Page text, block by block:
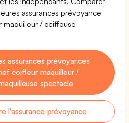
assurances prévoyance
maquilleur / coiffeuse
assurances prévoyances
coiffeur maquilleur /
spectacle
l'assurance prévoyance